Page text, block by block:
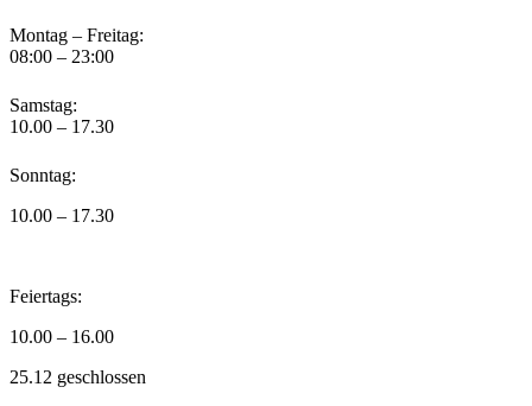
Montag – Freitag:
08:00 – 23:00
Samstag:
10.00 – 17.30
Sonntag:
10.00 – 17.30
Feiertags:
10.00 – 16.00
25.12 geschlossen